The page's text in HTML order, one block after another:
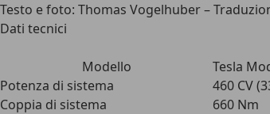
Testo e foto: Thomas Vogelhuber –
Dati tecnici
Modello
Tesla
Potenza di sistema
460 CV
Coppia di sistema
660 Nm